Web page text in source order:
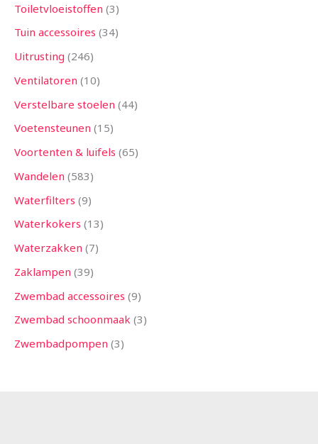
Toiletvloeistoffen 3
Tuin accessoires 34
Uitrusting 246
Ventilatoren 10
Verstelbare stoelen 44
Voetensteunen 15
Voortenten & luifels 65
Wandelen 583
Waterfilters 9
Waterkokers 13
Waterzakken 7
Zaklampen 39
Zwembad accessoires 9
Zwembad schoonmaak 3
Zwembadpompen 3